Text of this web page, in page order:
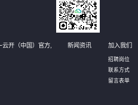
开（中国）官方, 新闻资讯 加入我们
招聘岗位
联系方式
留言表单